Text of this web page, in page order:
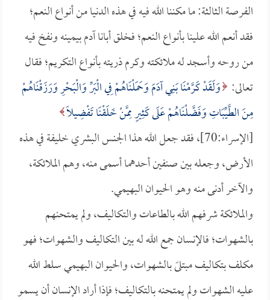
الفرصة الثالثة: ما مكننا الله فيه في هذه الدنيا من أنواع النعم؛
فقد أنعم الله علينا بأنواع النعم؛ فخلق أبانا آدم بيمينه ونفخ فيه
من روحه وأسجد له ملائكته وكرم ذريته بأنواع التكريم؛ فقال
تعالى: وَلَقَدْ كَرَّمْنَا بَنِي آدَمَ وَحَمَلْنَاهُمْ فِي الْبَرِّ وَالْبَحْرِ وَرَزَقْنَاهُمْ
مِنَ الطَّيِّبَاتِ وَفَضَّلْنَاهُمْ عَلَى كَثِيرٍ مِمَّنْ خَلَقْنَا تَفْضِيلًا
[الإسراء:70]، فقد جعل الله هذا الجنس البشري خليفة في هذه
الأرض، وجعله بين صنفين أحدهما أسمى منه، وهم الملائكة،
والآخر أدنى منه وهو الحيوان البهيمي.
والملائكة شرفهم الله بالطاعات والتكاليف، ولم يمتحنهم
بالشهوات؛ فالإنسان جمع الله له بين التكاليف والشهوات؛ فهو
مكلف بتكاليف مبتلىً بالشهوات، والحيوان البهيمي سلط الله
عليه الشهوات ولم يمتحنه بالتكاليف؛ فإذا أراد الإنسان أن يسمو